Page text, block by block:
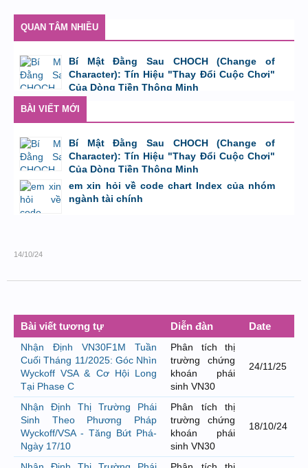
QUAN TÂM NHIỀU
Bí Mật Đằng Sau CHOCH (Change of
Character): Tín Hiệu "Thay Đổi Cuộc Chơi"
Của Dòng Tiền Thông Minh
BÀI VIẾT MỚI
Bí Mật Đằng Sau CHOCH (Change of
Character): Tín Hiệu "Thay Đổi Cuộc Chơi"
Của Dòng Tiền Thông Minh
bởi Tuấn Thành 8/8/26 lúc 11:11
em xin hỏi về code chart Index của nhóm
ngành tài chính
14/10/24
Bài viết tương tự Diễn đàn Date
Nhận Định VN30F1M Tuần
Cuối Tháng 11/2025: Góc Nhìn
Wyckoff VSA & Cơ Hội Long
Tại Phase C
Phân tích thị
trường chứng
khoán phái
sinh VN30
24/11/25
Nhận Định Thị Trường Phái
Sinh Theo Phương Pháp
Wyckoff/VSA - Tăng Bứt Phá-
Ngày 17/10
Phân tích thị
trường chứng
khoán phái
sinh VN30
18/10/24